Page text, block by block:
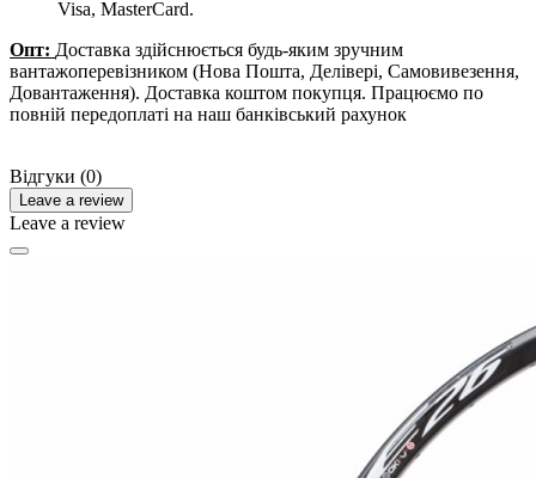
Visa, MasterCard.
Опт: Доставка здійснюється будь-яким зручним
вантажоперевізником (Нова Пошта, Делівері, Самовивезення,
Довантаження). Доставка коштом покупця. Працюємо по
повній передоплаті на наш банківський рахунок
Відгуки (0)
Leave a review
Leave a review